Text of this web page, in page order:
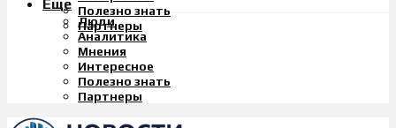
Полезно знать
Партнеры
Еще
Люди
Аналитика
Мнения
Интересное
Полезно знать
Партнеры